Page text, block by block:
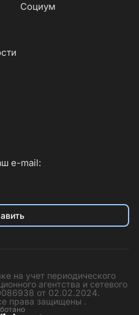
Социум
e-mail:
на учет периодического
агентства и сетевого
от 02.02.2024.
права защищены .